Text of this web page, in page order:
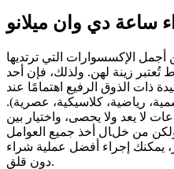
ساعة دي وان ميلانو
الإكسسوارات التي ترتديها
تُعتبر زينة لهن. ولذلك، فإن أحد
ذات الذوق الرفيع اهتمامًا عند
رياضية، كلاسيكية، عصرية).
لا يعد ولا يحصى، واختيار بين
من خلال أخذ جميع العوامل
يمكنك إجراء أفضل عملية شراء
دون قلق.